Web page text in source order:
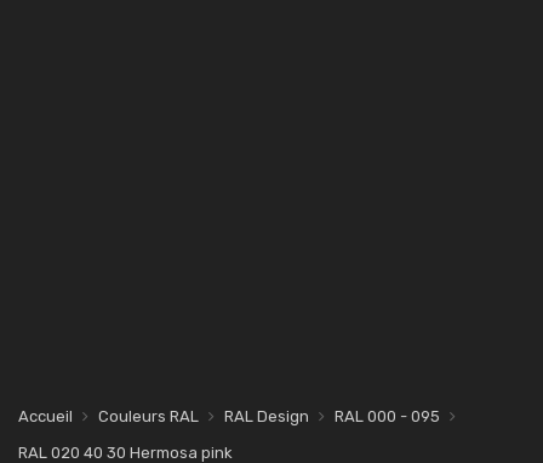
Accueil Couleurs RAL RAL Design
RAL 000 - 095
RAL 020 40 30 Hermosa pink